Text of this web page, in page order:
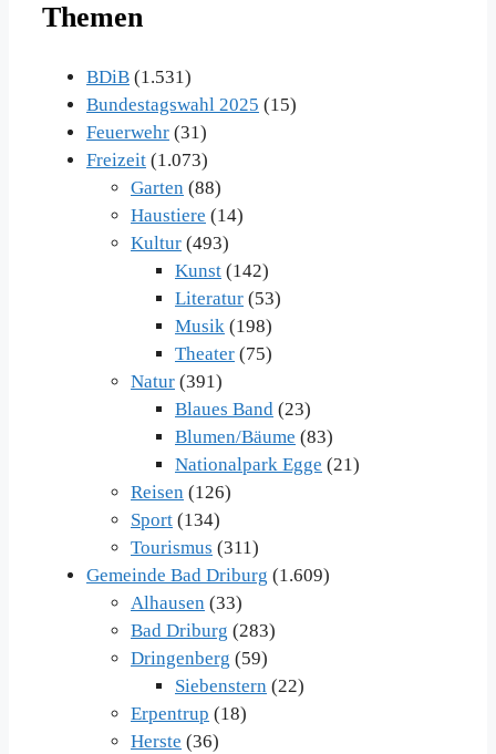
Themen
BDiB (1.531)
Bundestagswahl 2025 (15)
Feuerwehr (31)
Freizeit (1.073)
Garten (88)
Haustiere (14)
Kultur (493)
Kunst (142)
Literatur (53)
Musik (198)
Theater (75)
Natur (391)
Blaues Band (23)
Blumen/Bäume (83)
Nationalpark Egge (21)
Reisen (126)
Sport (134)
Tourismus (311)
Gemeinde Bad Driburg (1.609)
Alhausen (33)
Bad Driburg (283)
Dringenberg (59)
Siebenstern (22)
Erpentrup (18)
Herste (36)